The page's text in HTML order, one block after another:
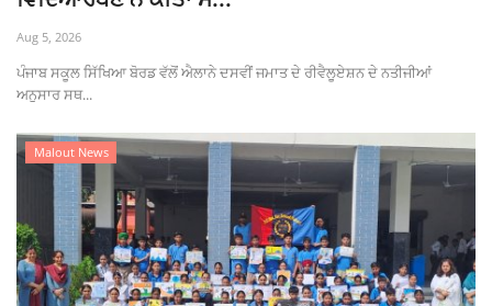
Giddarbaha
Railway Time Table
Lambi
Sri Muktsar Sahib News
Punjab
Aug 5, 2026
ਪੰਜਾਬ ਸਕੂਲ ਸਿੱਖਿਆ ਬੋਰਡ ਵੱਲੋਂ ਐਲਾਨੇ ਦਸਵੀਂ ਜਮਾਤ ਦੇ ਰੀਵੈਲੂਏਸ਼ਨ ਦੇ ਨਤੀਜੀਆਂ
ਅਨੁਸਾਰ ਸਥ...
Malout News